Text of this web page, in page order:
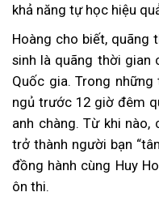
khả năng tự học hiệu
Hoàng cho biết, quãng
sinh là quãng thời gian
Quốc gia. Trong những
ngủ trước 12 giờ đêm
anh chàng. Từ khi nào,
trở thành người bạn
đồng hành cùng Huy
ôn thi.